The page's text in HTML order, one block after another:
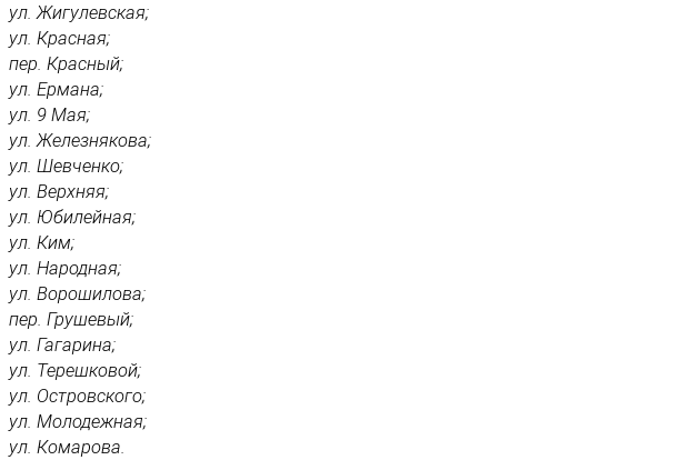
ул. Жигулевская;
ул. Красная;
пер. Красный;
ул. Ермана;
ул. 9 Мая;
ул. Железнякова;
ул. Шевченко;
ул. Верхняя;
ул. Юбилейная;
ул. Ким;
ул. Народная;
ул. Ворошилова;
пер. Грушевый;
ул. Гагарина;
ул. Терешковой;
ул. Островского;
ул. Молодежная;
ул. Комарова.